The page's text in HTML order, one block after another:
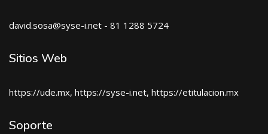
david.sosa@syse-i.net - 81 1288 5724
Sitios Web
https://ude.mx, https://syse-i.net, https://etitulacion.mx
Soporte